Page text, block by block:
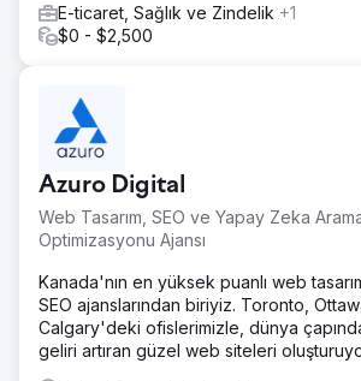
E-ticaret, Sağlık ve Zindelik +1
$0 - $2,500
Azuro Digital
Web Tasarım, SEO ve Yapay Zeka
Optimizasyonu Ajansı
Kanada'nın en yüksek puanlı web
SEO ajanslarından biriyiz. Toronto,
Calgary'deki ofislerimizle, dünya
geliri artıran güzel web siteleri